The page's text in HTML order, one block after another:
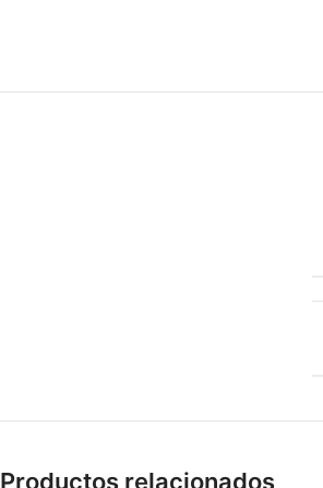
Productos relacionados